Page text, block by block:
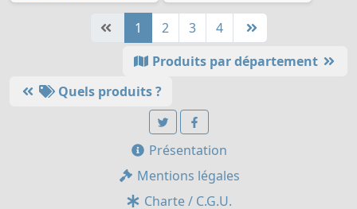
1 2 3
4
Produits par département
Quels produits ?
Présentation
Mentions légales
Charte / C.G.U.